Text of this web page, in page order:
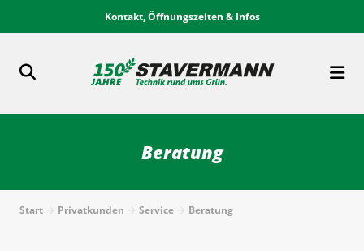
Kontakt, Öffnungszeiten & Infos
Beratung
Start Privatkunden Service Beratung